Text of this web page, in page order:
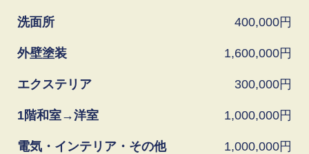
洗面所 400,000
外壁塗装 1,600,000
エクステリア 300,000
1階和室→洋室 1,000,000
電気・インテリア・その他 1,000,000